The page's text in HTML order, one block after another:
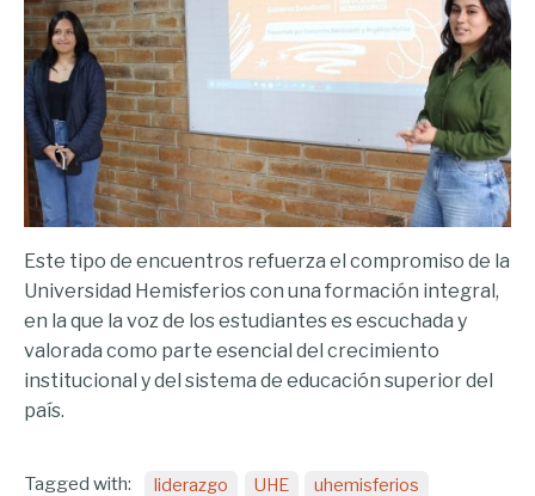
Este tipo de encuentros refuerza el compromiso de la
Universidad Hemisferios con una formación integral,
en la que la voz de los estudiantes es escuchada y
valorada como parte esencial del crecimiento
institucional y del sistema de educación superior del
país.
Tagged with: liderazgo UHE uhemisferios